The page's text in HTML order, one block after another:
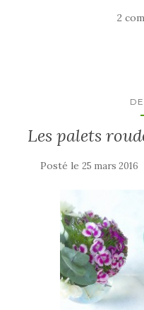
2
Les palets
Posté le 25 mars 2016